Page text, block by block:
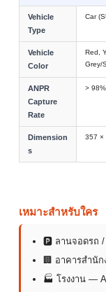
Vehicle
Type
Car
Vehicle
Color
Red,
Grey/
ANPR
Capture
Rate
>
Dimension
s
357 ×
เหมาะสำหรับใคร
🅿 ลานจอดรถ /
🏢 อาคารสำนั
🏭 โรงงาน —